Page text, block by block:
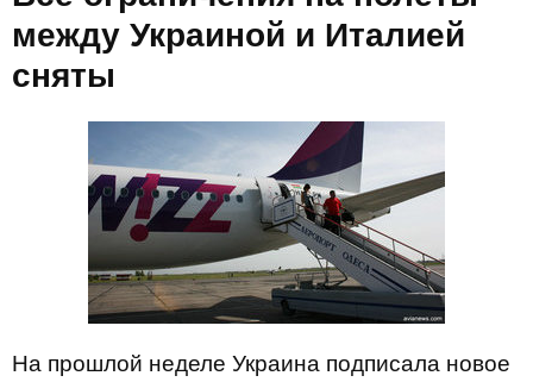
между Украиной и Италией
сняты
На прошлой неделе Украина подписала новое